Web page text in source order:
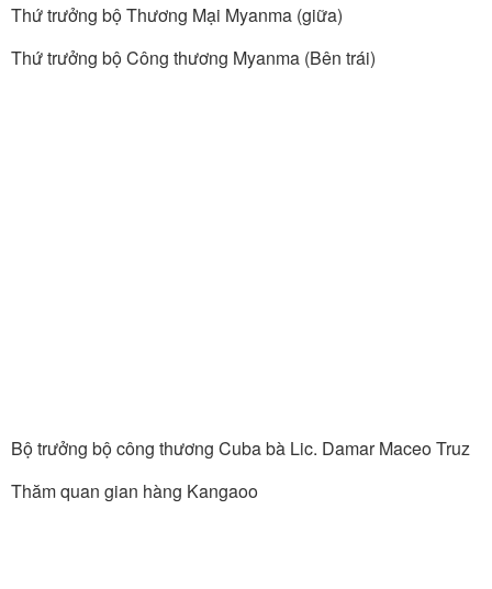
Thứ trưởng bộ Thương Mại Myanma (giữa)
Thứ trưởng bộ Công thương Myanma (Bên trái)
Bộ trưởng bộ công thương Cuba bà Lic. Damar Maceo Truz
Thăm quan gian hàng Kangaoo